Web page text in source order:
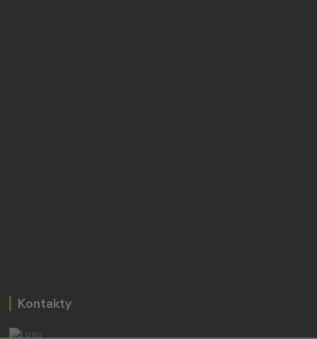
Kontakty